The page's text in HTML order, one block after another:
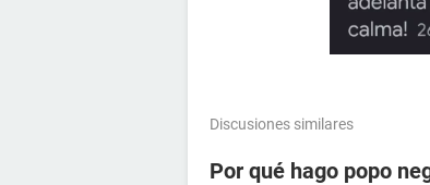
Discusiones similares
Por qué hago popo